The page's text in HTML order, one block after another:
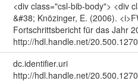
<div class="csl-bib-body"> <div
&#38; Knözinger, E. (2006).
Fortschrittsbericht für das Jahr
http://hdl.handle.net/
dc.identifier.uri
http://hdl.handle.net/